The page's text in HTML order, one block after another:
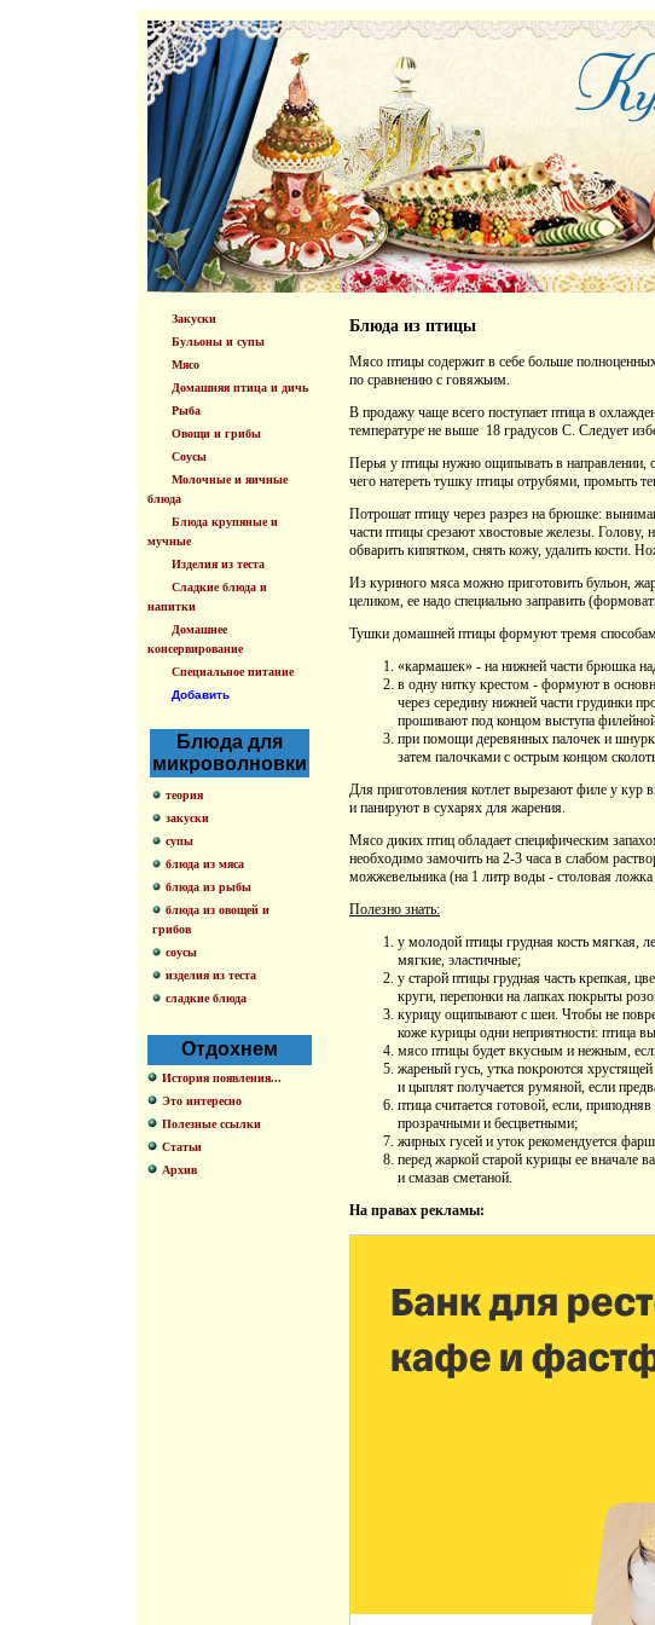
Закуски
Бульоны и супы
Мясо
Домашняя птица и дичь
Рыба
Овощи и грибы
Соусы
Молочные и яичные
блюда
Блюда крупяные и
мучные
Изделия из теста
Сладкие блюда и
напитки
Домашнее
консервирование
Специальное питание
Добавить
Блюда для
микроволновки
теория
закуски
супы
блюда из мяса
блюда из рыбы
блюда из овощей и
грибов
соусы
изделия из теста
сладкие блюда
Отдохнем
История появления...
Это интересно
Полезные ссылки
Статьи
Архив
Блюда из птицы
Мясо птицы содержит в себе больше
по сравнению с говяжьим.
В продажу чаще всего поступает птица в
температуре не выше 18 градусов С. Следует
Перья у птицы нужно ощипывать в направлении,
чего натереть тушку птицы отрубями, промыть
Потрошат птицу через разрез на брюшке:
части птицы срезают хвостовые железы. Голову,
обварить кипятком, снять кожу, удалить кости.
Из куриного мяса можно приготовить бульон,
целиком, ее надо специально заправить
Тушки домашней птицы формуют тремя
«кармашек» - на нижней части брюшка
в одну нитку крестом - формуют в
через середину нижней части грудинки
прошивают под концом выступа
при помощи деревянных палочек и
затем палочками с острым концом
Для приготовления котлет вырезают филе у кур
и панируют в сухарях для жарения.
Мясо диких птиц обладает специфическим
необходимо замочить на 2-3 часа в слабом
можжевельника (на 1 литр воды - столовая ложка
Полезно знать:
у молодой птицы грудная кость мягкая,
мягкие, эластичные;
у старой птицы грудная часть крепкая,
круги, перепонки на лапках покрыты
курицу ощипывают с шеи. Чтобы не
коже курицы одни неприятности: птица
мясо птицы будет вкусным и нежным,
жареный гусь, утка покроются
и цыплят получается румяной, если
птица считается готовой, если,
прозрачными и бесцветными;
жирных гусей и уток рекомендуется
перед жаркой старой курицы ее вначале
и смазав сметаной.
На правах рекламы: